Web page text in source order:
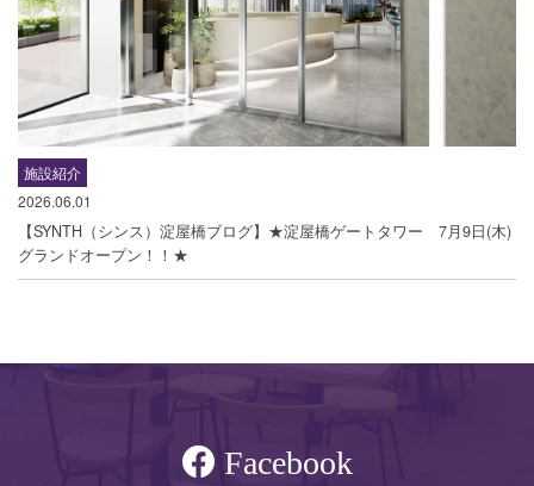
施設紹介
2026.06.01
【SYNTH（シンス）淀屋橋ブログ】★淀屋橋ゲートタワー 7月9日(木)
グランドオープン！！★
Facebook